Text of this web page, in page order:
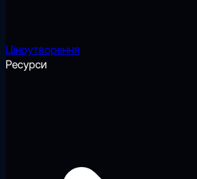
Ціноутворення
Ресурси